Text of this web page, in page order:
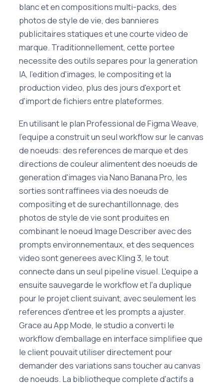
blanc et en compositions multi-packs, des
photos de style de vie, des bannieres
publicitaires statiques et une courte video de
marque. Traditionnellement, cette portee
necessite des outils separes pour la generation
IA, l'edition d'images, le compositing et la
production video, plus des jours d'export et
d'import de fichiers entre plateformes.
En utilisant le plan Professional de Figma Weave,
l'equipe a construit un seul workflow sur le canvas
de noeuds: des references de marque et des
directions de couleur alimentent des noeuds de
generation d'images via Nano Banana Pro, les
sorties sont raffinees via des noeuds de
compositing et de surechantillonnage, des
photos de style de vie sont produites en
combinant le noeud Image Describer avec des
prompts environnementaux, et des sequences
video sont generees avec Kling 3, le tout
connecte dans un seul pipeline visuel. L'equipe a
ensuite sauvegarde le workflow et l'a duplique
pour le projet client suivant, avec seulement les
references d'entree et les prompts a ajuster.
Grace au App Mode, le studio a converti le
workflow d'emballage en interface simplifiee que
le client pouvait utiliser directement pour
demander des variations sans toucher au canvas
de noeuds. La bibliotheque complete d'actifs a